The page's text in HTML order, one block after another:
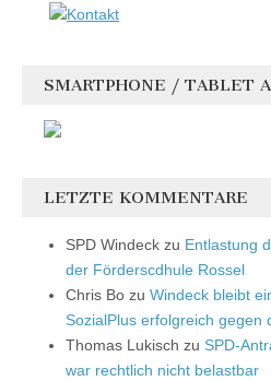
SMARTPHONE / TABLET
LETZTE KOMMENTARE
SPD Windeck zu Entlastung
der Förderscdhule Rossel
Chris Bo zu Windeck bleibt
SozialPlus erfolgreich gegen
Thomas Lukisch zu SPD-
war rechtlich nicht belastbar